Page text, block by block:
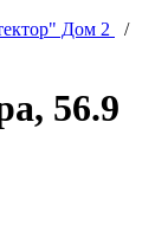
Дом 2
/
56.9